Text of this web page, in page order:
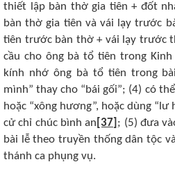
thiết lập bàn thờ gia tiên + đốt
bàn thờ gia tiên và vái lạy trước
tiên trước bàn thờ + vái lạy trước
cầu cho ông bà tổ tiên trong Kinh
kính nhớ ông bà tổ tiên trong
mình” thay cho “bái gối”; (4) có
hoặc “xông hương”, hoặc dùng
cử chỉ chúc bình an [37] ; (5) đưa
bài lễ theo truyền thống dân tộc
thánh ca phụng vụ.